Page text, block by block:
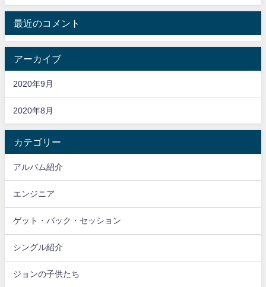
最近のコメント
アーカイブ
2020年9月
2020年8月
カテゴリー
アルバム紹介
エンジニア
ゲット・バック・セッション
シングル紹介
ジョンの子供たち